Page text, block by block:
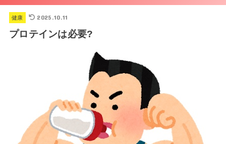
健康 2025.10.11
プロテインは必要?